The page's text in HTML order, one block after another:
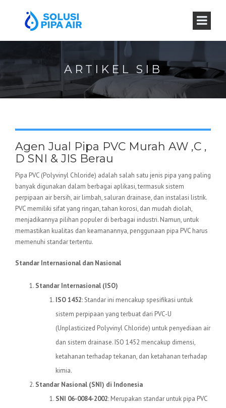
ARTIKEL SIB
Agen Jual Pipa PVC Murah AW ,C ,
D SNI & JIS Berau
Pipa PVC (Polyvinyl Chloride) adalah salah satu jenis pipa yang paling
banyak digunakan dalam berbagai aplikasi, termasuk sistem
perpipaan air bersih, air limbah, saluran drainase, dan instalasi listrik.
PVC memiliki sifat yang ringan, tahan korosi, dan mudah diolah,
menjadikannya pilihan populer di berbagai industri. Namun, untuk
memastikan kualitas dan keamanannya, penggunaan pipa PVC harus
memenuhi standar tertentu.
Standar Internasional dan Nasional
Standar Internasional (ISO)
ISO 1452: Standar ini mencakup spesifikasi untuk
sistem perpipaan yang terbuat dari PVC-U
(Unplasticized Polyvinyl Chloride) untuk penyediaan air
dan sistem drainase. ISO 1452 mencakup dimensi,
ketahanan terhadap tekanan, dan ketahanan terhadap
kimia.
Standar Nasional (SNI) di Indonesia
SNI 06-0084-2002: Merupakan standar untuk pipa PVC